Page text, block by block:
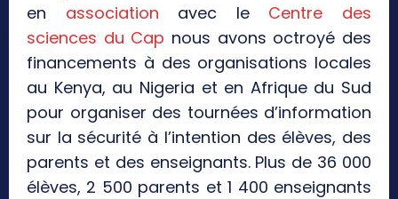
en association avec le Centre des
sciences du Cap nous avons octroyé des
financements à des organisations locales
au Kenya, au Nigeria et en Afrique du Sud
pour organiser des tournées d’information
sur la sécurité à l’intention des élèves, des
parents et des enseignants. Plus de 36 000
élèves, 2 500 parents et 1 400 enseignants